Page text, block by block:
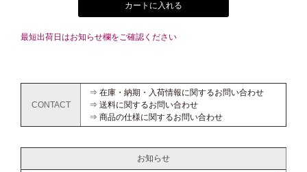
カートに入れる
最短出荷日はお知らせ欄をご確認ください
CONTACT
⇒ 在庫・納期・入荷情報に関するお問い合わせ
⇒ 送料に関するお問い合わせ
⇒ 商品の仕様に関するお問い合わせ
お知らせ